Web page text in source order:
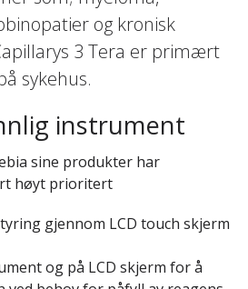
og kronisk
3 Tera er primært
sykehus.
instrument
sine produkter har
høyt prioritert
gjennom LCD touch skjerm
og på LCD skjerm for å